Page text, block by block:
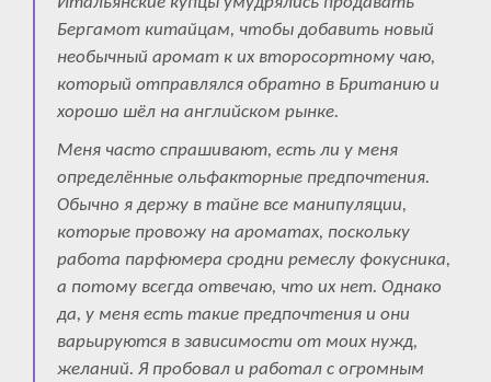
Бергамот китайцам, чтобы добавить новый
необычный аромат к их второсортному чаю,
который отправлялся обратно в Британию и
хорошо шёл на английском рынке.
Меня часто спрашивают, есть ли у меня
определённые ольфакторные предпочтения.
Обычно я держу в тайне все манипуляции,
которые провожу на ароматах, поскольку
работа парфюмера сродни ремеслу фокусника,
а потому всегда отвечаю, что их нет. Однако
да, у меня есть такие предпочтения и они
варьируются в зависимости от моих нужд,
желаний. Я пробовал и работал с огромным